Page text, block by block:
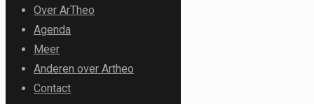
Over ArTheo
Agenda
Meer
Anderen over Artheo
Contact